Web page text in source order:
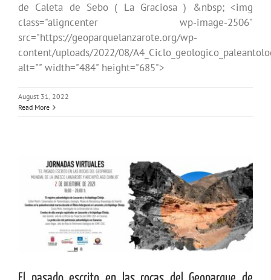
de Caleta de Sebo ( La Graciosa ) &nbsp; <img
class="aligncenter wp-image-2506"
src="https://geoparquelanzarote.org/wp-
content/uploads/2022/08/
alt="" width="484" height="685">
August 31, 2022
Read More